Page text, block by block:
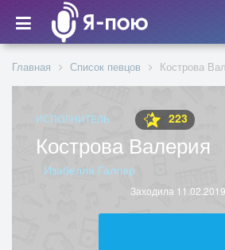
Главная Список певцов Кострова
ИСПОЛНИТЕЛЬ 223
Кострова Валерия
Изабелла Галлер
Заходила 11.02.2019